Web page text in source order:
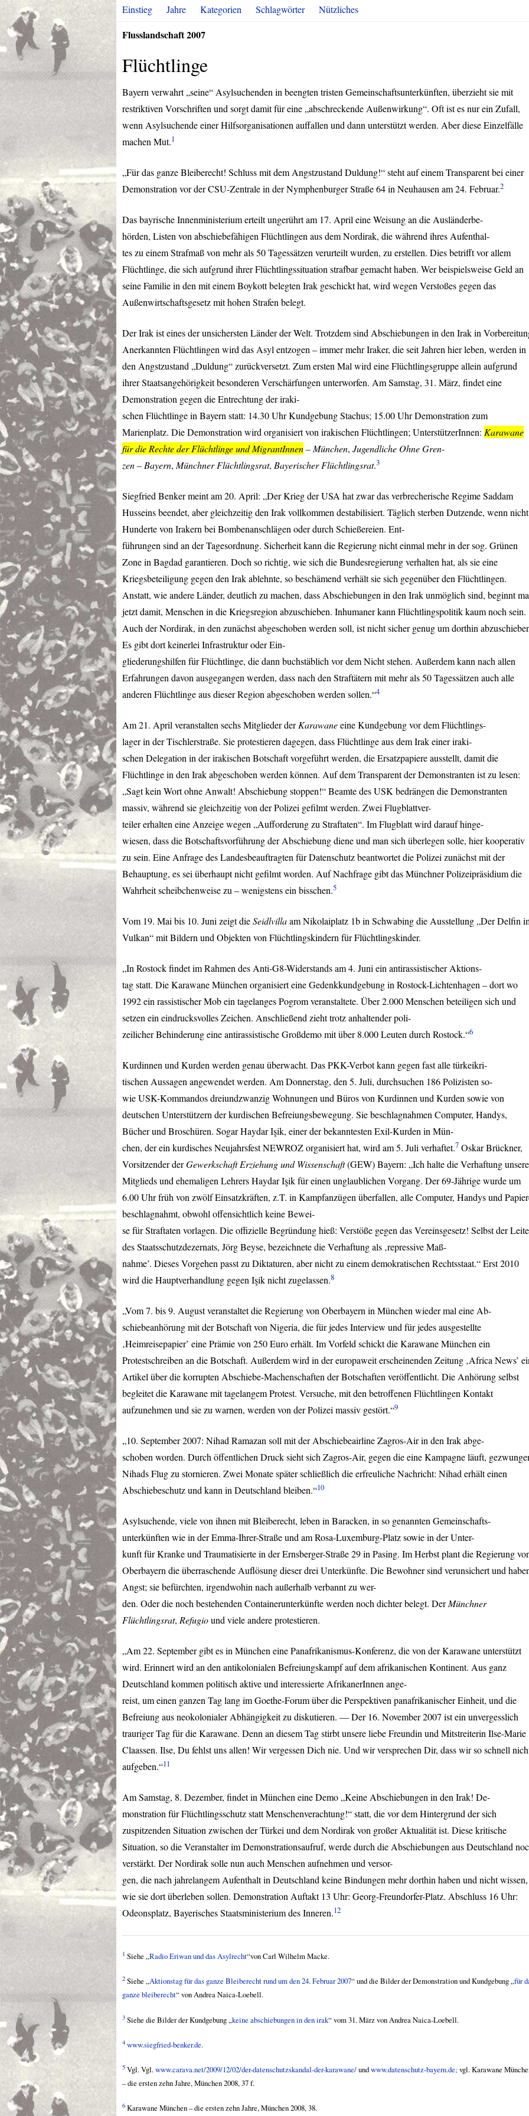
Einstieg Jahre Kategorien Schlagwörter Nützliches
Flusslandschaft 2007
Flüchtlinge
Bayern verwahrt „seine“ Asylsuchenden in beengten tristen Gemeinschaftsunterkünften, überzieht sie mit
restriktiven Vorschriften und sorgt damit für eine „abschreckende Außenwirkung“. Oft ist es nur ein Zufall,
wenn Asylsuchende einer Hilfsorganisationen auffallen und dann unterstützt werden. Aber diese Einzelfälle
machen Mut.1
„Für das ganze Bleiberecht! Schluss mit dem Angstzustand Duldung!“ steht auf einem Transparent bei einer
Demonstration vor derCSU-Zentrale in der Nymphenburger Straße 64 in Neuhausen am 24. Februar.2
Das bayrische Innenministerium erteilt ungerührt am 17. April eine Weisung an die Ausländerbe-
hörden, Listen von abschiebefähigen Flüchtlingen aus dem Nordirak, die während ihres Aufenthal-
tes zu einem Strafmaß von mehr als 50 Tagessätzen verurteilt wurden, zu erstellen. Dies betrifft vor allem
Flüchtlinge, die sich aufgrund ihrer Flüchtlingssituation strafbar gemacht haben. Wer beispielsweise Geld an
seine Familie in den mit einem Boykott belegten Irak geschickt hat, wird wegen Verstoßes gegen das
Außenwirtschaftsgesetz mit hohen Strafen belegt.
Der Irak ist eines der unsichersten Länder der Welt. Trotzdem sind Abschiebungen in den Irak in
Anerkannten Flüchtlingen wird das Asyl entzogen – immer mehr Iraker, die seit Jahren hier leben, werden in
den Angstzustand „Duldung“ zurückversetzt. Zum ersten Mal wird eine Flüchtlingsgruppe allein aufgrund
ihrer Staatsangehörigkeit besonderen Verschärfungen unterworfen. Am Samstag, 31. März, findet eine
Demonstration gegen die Entrechtung der iraki-
schen Flüchtlinge in Bayern statt: 14.30 Uhr Kundgebung Stachus; 15.00 Uhr Demonstration zum
Marienplatz. Die Demonstration wird organisiert von irakischen Flüchtlingen; UnterstützerInnen: Karawane
für die Rechte der Flüchtlinge und MigrantInnen– München, Jugendliche Ohne Gren-
zen – Bayern, Münchner Flüchtlingsrat, Bayerischer Flüchtlingsrat.3
Siegfried Benker meint am 20. April: „Der Krieg derUSA hat zwar das verbrecherische Regime Saddam
Husseins beendet, aber gleichzeitig den Irak vollkommen destabilisiert. Täglich sterben Dutzende, wenn nicht
Hunderte von Irakern bei Bombenanschlägen oder durch Schießereien. Ent-
führungen sind an der Tagesordnung. Sicherheit kann die Regierung nicht einmal mehr in der sog. Grünen
Zone in Bagdad garantieren. Doch so richtig, wie sich die Bundesregierung verhalten hat, als sie eine
Kriegsbeteiligung gegen den Irak ablehnte, so beschämend verhält sie sich gegenüber den Flüchtlingen.
Anstatt, wie andere Länder, deutlich zu machen, dass Abschiebungen in den Irak unmöglich sind, beginnt
jetzt damit, Menschen in die Kriegsregion abzuschieben. Inhumaner kann Flüchtlingspolitik kaum noch sein.
Auch der Nordirak, in den zunächst abgeschoben werden soll, ist nicht sicher genug um dorthin
Es gibt dort keinerlei Infrastruktur oder Ein-
gliederungshilfen für Flüchtlinge, die dann buchstäblich vor dem Nicht stehen. Außerdem kann nach allen
Erfahrungen davon ausgegangen werden, dass nach den Straftätern mit mehr als 50 Tagessätzen auch alle
anderen Flüchtlinge aus dieser Region abgeschoben werden sollen.“4
Am 21. April veranstalten sechs Mitglieder derKarawaneeine Kundgebung vor dem Flüchtlings-
lager in der Tischlerstraße. Sie protestieren dagegen, dass Flüchtlinge aus dem Irak einer iraki-
schen Delegation in der irakischen Botschaft vorgeführt werden, die Ersatzpapiere ausstellt, damit die
Flüchtlinge in den Irak abgeschoben werden können. Auf dem Transparent der Demonstranten ist zu lesen:
„Sagt kein Wort ohne Anwalt! Abschiebung stoppen!“ Beamte desUSK bedrängen die Demonstranten
massiv, während sie gleichzeitig von der Polizei gefilmt werden. Zwei Flugblattver-
teiler erhalten eine Anzeige wegen „Aufforderung zu Straftaten“. Im Flugblatt wird darauf hinge-
wiesen, dass die Botschaftsvorführung der Abschiebung diene und man sich überlegen solle, hier kooperativ
zu sein. Eine Anfrage des Landesbeauftragten für Datenschutz beantwortet die Polizei zunächst mit der
Behauptung, es sei überhaupt nicht gefilmt worden. Auf Nachfrage gibt das Münchner Polizeipräsidium die
Wahrheit scheibchenweise zu – wenigstens ein bisschen.5
Vom 19. Mai bis 10. Juni zeigt dieSeidlvillaam Nikolaiplatz 1b in Schwabing die Ausstellung „Der Delfin
Vulkan“ mit Bildern und Objekten von Flüchtlingskindern für Flüchtlingskinder.
„In Rostock findet im Rahmen des Anti-G8-Widerstands am 4. Juni ein antirassistischer Aktions-
tag statt. Die Karawane München organisiert eine Gedenkkundgebung in Rostock-Lichtenhagen – dort wo
1992 ein rassistischer Mob ein tagelanges Pogrom veranstaltete. Über 2.000 Menschen beteiligen sich und
setzen ein eindrucksvolles Zeichen. Anschließend zieht trotz anhaltender poli-
zeilicher Behinderung eine antirassistische Großdemo mit über 8.000 Leuten durch Rostock.“6
Kurdinnen und Kurden werden genau überwacht. DasPKK-Verbot kann gegen fast alle türkeikri-
tischen Aussagen angewendet werden. Am Donnerstag, den 5. Juli, durchsuchen 186 Polizisten so-
wieUSK-Kommandos dreiundzwanzig Wohnungen und Büros von Kurdinnen und Kurden sowie von
deutschen Unterstützern der kurdischen Befreiungsbewegung. Sie beschlagnahmen Computer, Handys,
Bücher und Broschüren. Sogar Haydar Işik, einer der bekanntesten Exil-Kurden in Mün-
chen, der ein kurdisches NeujahrsfestNEWROZorganisiert hat, wird am 5. Juli verhaftet.7 Oskar Brückner,
Vorsitzender derGewerkschaft Erziehung und Wissenschaft(GEW) Bayern: „Ich halte die Verhaftung
Mitglieds und ehemaligen Lehrers Haydar Işik für einen unglaublichen Vorgang. Der 69-Jährige wurde um
6.00 Uhr früh von zwölf Einsatzkräften, z.T. in Kampfanzügen überfallen, alle Computer, Handys und
beschlagnahmt, obwohl offensichtlich keine Bewei-
se für Straftaten vorlagen. Die offizielle Begründung hieß: Verstöße gegen das Vereinsgesetz! Selbst der
des Staatsschutzdezernats, Jörg Beyse, bezeichnete die Verhaftung als ‚repressive Maß-
nahme’. Dieses Vorgehen passt zu Diktaturen, aber nicht zu einem demokratischen Rechtsstaat.“ Erst 2010
wird die Hauptverhandlung gegen Işik nicht zugelassen.8
„Vom 7. bis 9. August veranstaltet die Regierung von Oberbayern in München wieder mal eine Ab-
schiebeanhörung mit der Botschaft von Nigeria, die für jedes Interview und für jedes ausgestellte
‚Heimreisepapier’ eine Prämie von 250 Euro erhält. Im Vorfeld schickt die Karawane München ein
Protestschreiben an die Botschaft. Außerdem wird in der europaweit erscheinenden Zeitung ‚Africa News’
Artikel über die korrupten Abschiebe-Machenschaften der Botschaften veröffentlicht. Die Anhörung selbst
begleitet die Karawane mit tagelangem Protest. Versuche, mit den betroffenen Flüchtlingen Kontakt
aufzunehmen und sie zu warnen, werden von der Polizei massiv gestört.“9
„10. September 2007: Nihad Ramazan soll mit der Abschiebeairline Zagros-Air in den Irak abge-
schoben worden. Durch öffentlichen Druck sieht sich Zagros-Air, gegen die eine Kampagne läuft,
Nihads Flug zu stornieren. Zwei Monate später schließlich die erfreuliche Nachricht: Nihad erhält einen
Abschiebeschutz und kann in Deutschland bleiben.“10
Asylsuchende, viele von ihnen mit Bleiberecht, leben in Baracken, in so genannten Gemeinschafts-
unterkünften wie in der Emma-Ihrer-Straße und am Rosa-Luxemburg-Platz sowie in der Unter-
kunft für Kranke und Traumatisierte in der Ernsberger-Straße 29 in Pasing. Im Herbst plant die Regierung
Oberbayern die überraschende Auflösung dieser drei Unterkünfte. Die Bewohner sind verunsichert und
Angst; sie befürchten, irgendwohin nach außerhalb verbannt zu wer-
den. Oder die noch bestehenden Containerunterkünfte werden noch dichter belegt. DerMünchner
Flüchtlingsrat, Refugiound viele andere protestieren.
„Am 22. September gibt es in München eine Panafrikanismus-Konferenz, die von der Karawane unterstützt
wird. Erinnert wird an den antikolonialen Befreiungskampf auf dem afrikanischen Kontinent. Aus ganz
Deutschland kommen politisch aktive und interessierte AfrikanerInnen ange-
reist, um einen ganzen Tag lang im Goethe-Forum über die Perspektiven panafrikanischer Einheit, und die
Befreiung aus neokolonialer Abhängigkeit zu diskutieren. — Der 16. November 2007 ist ein unvergesslich
trauriger Tag für die Karawane. Denn an diesem Tag stirbt unsere liebe Freundin und Mitstreiterin Ilse-Marie
Claassen. Ilse, Du fehlst uns allen! Wir vergessen Dich nie. Und wir versprechen Dir, dass wir so schnell
aufgeben.“11
Am Samstag, 8. Dezember, findet in München eine Demo „Keine Abschiebungen in den Irak! De-
monstration für Flüchtlingsschutz statt Menschenverachtung!“ statt, die vor dem Hintergrund der sich
zuspitzenden Situation zwischen der Türkei und dem Nordirak von großer Aktualität ist. Diese kritische
Situation, so die Veranstalter im Demonstrationsaufruf, werde durch die Abschiebungen aus Deutschland
verstärkt. Der Nordirak solle nun auch Menschen aufnehmen und versor-
gen, die nach jahrelangem Aufenthalt in Deutschland keine Bindungen mehr dorthin haben und nicht wissen,
wie sie dort überleben sollen. Demonstration Auftakt 13 Uhr: Georg-Freundorfer-Platz. Abschluss 16 Uhr:
Odeonsplatz, Bayerisches Staatsministerium des Inneren.12
1 Siehe „Radio Eriwan und das Asylrecht“von Carl Wilhelm Macke.
2 Siehe „Aktionstag für das ganze Bleiberecht rund um den 24. Februar 2007“ und die Bilder der Demonstration und Kundgebung „für
ganze bleiberecht“ von Andrea Naica-Loebell.
3 Siehe die Bilder der Kundgebung „keine abschiebungen in den irak“ vom 31. März von Andrea Naica-Loebell.
4 www.siegfried-benker.de.
5 Vgl. Vgl.www.carava.net/2009/12/02/der-datenschutzskandal-der-karawane/undwww.datenschutz-bayern.de; vgl. Karawane
– die ersten zehn Jahre, München 2008, 37 f.
6 Karawane München – die ersten zehn Jahre, München 2008, 38.